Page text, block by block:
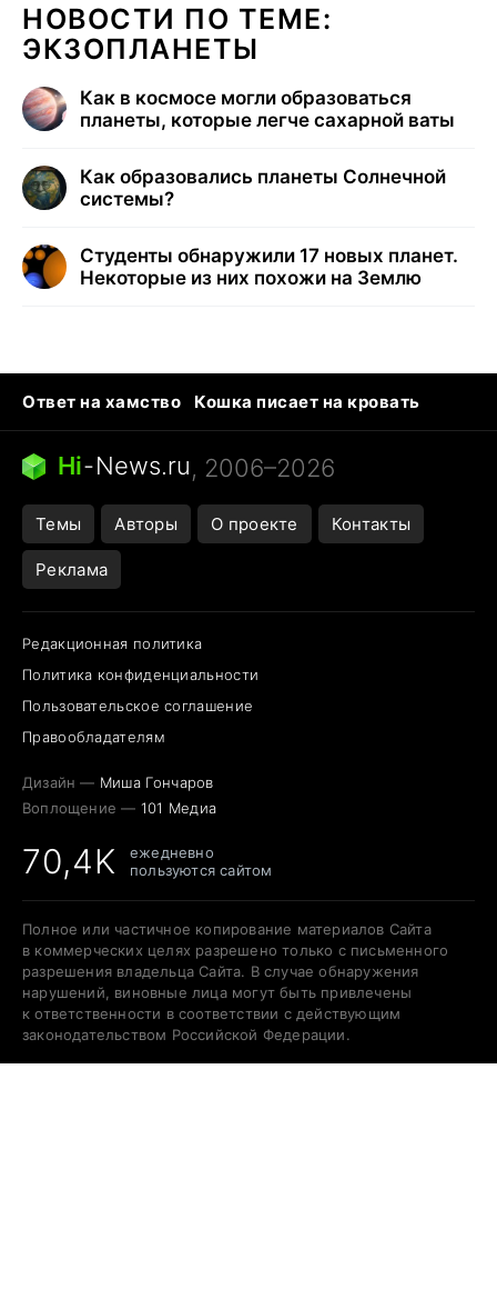
НОВОСТИ ПО ТЕМЕ:
ЭКЗОПЛАНЕТЫ
Как в космосе могли образоваться
планеты, которые легче сахарной ваты
Как образовались планеты Солнечной
системы?
Студенты обнаружили 17 новых планет.
Некоторые из них похожи на Землю
Ответ на хамство
Кошка писает на кровать
Тунцы в океанариуме
Следующая пандемия
Ядовитые пауки России
Открытие в Google Maps
Hi-News.ru, 2006–2026
Темы Авторы О проекте Контакты
Реклама
Редакционная политика
Политика конфиденциальности
Пользовательское соглашение
Правообладателям
Дизайн — Миша Гончаров
Воплощение — 101 Медиа
70,4K
ежедневно
пользуются сайтом
Полное или частичное копирование материалов Сайта
в коммерческих целях разрешено только с письменного
разрешения владельца Сайта. В случае обнаружения
нарушений, виновные лица могут быть привлечены
к ответственности в соответствии с действующим
законодательством Российской Федерации.